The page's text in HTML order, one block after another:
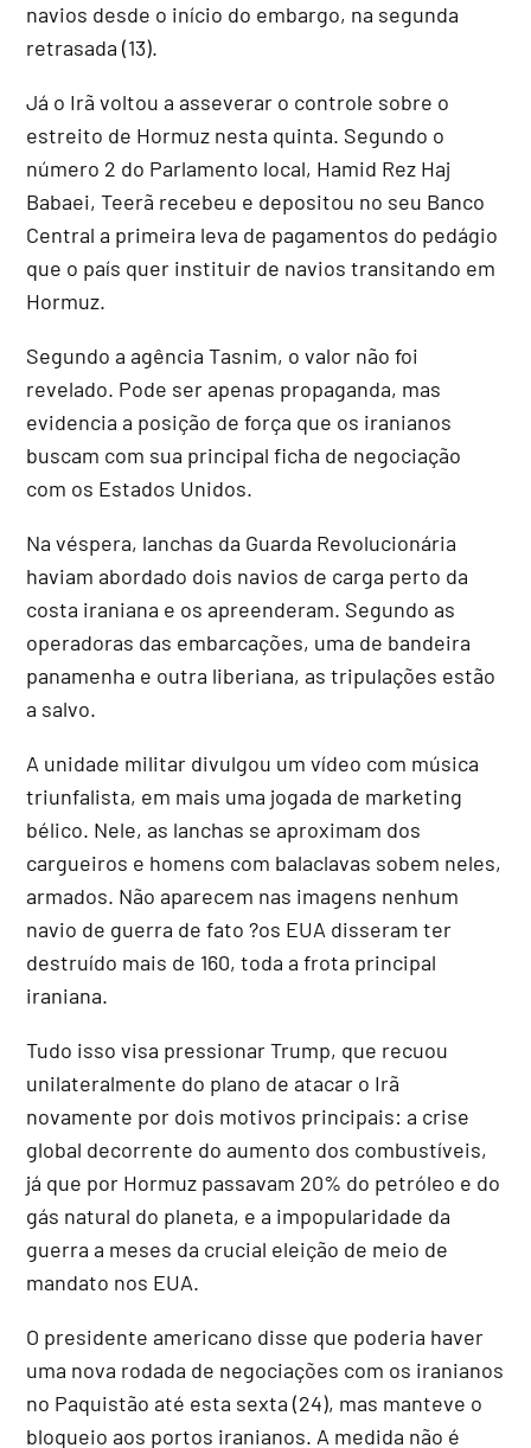
navios desde o início do embargo, na segunda
retrasada (13).
Já o Irã voltou a asseverar o controle sobre o
estreito de Hormuz nesta quinta. Segundo o
número 2 do Parlamento local, Hamid Rez Haj
Babaei, Teerã recebeu e depositou no seu Banco
Central a primeira leva de pagamentos do pedágio
que o país quer instituir de navios transitando em
Hormuz.
Segundo a agência Tasnim, o valor não foi
revelado. Pode ser apenas propaganda, mas
evidencia a posição de força que os iranianos
buscam com sua principal ficha de negociação
com os Estados Unidos.
Na véspera, lanchas da Guarda Revolucionária
haviam abordado dois navios de carga perto da
costa iraniana e os apreenderam. Segundo as
operadoras das embarcações, uma de bandeira
panamenha e outra liberiana, as tripulações estão
a salvo.
A unidade militar divulgou um vídeo com música
triunfalista, em mais uma jogada de marketing
bélico. Nele, as lanchas se aproximam dos
cargueiros e homens com balaclavas sobem neles,
armados. Não aparecem nas imagens nenhum
navio de guerra de fato ?os EUA disseram ter
destruído mais de 160, toda a frota principal
iraniana.
Tudo isso visa pressionar Trump, que recuou
unilateralmente do plano de atacar o Irã
novamente por dois motivos principais: a crise
global decorrente do aumento dos combustíveis,
já que por Hormuz passavam 20% do petróleo e do
gás natural do planeta, e a impopularidade da
guerra a meses da crucial eleição de meio de
mandato nos EUA.
O presidente americano disse que poderia haver
uma nova rodada de negociações com os iranianos
no Paquistão até esta sexta (24), mas manteve o
bloqueio aos portos iranianos. A medida não é